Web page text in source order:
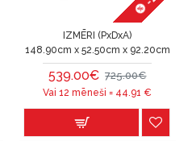
IZMĒRI (PxDxA)
148.90cm x 52.50cm x 92.20cm
539.00€ 725.00€
Vai 12 mēneši = 44.91 €